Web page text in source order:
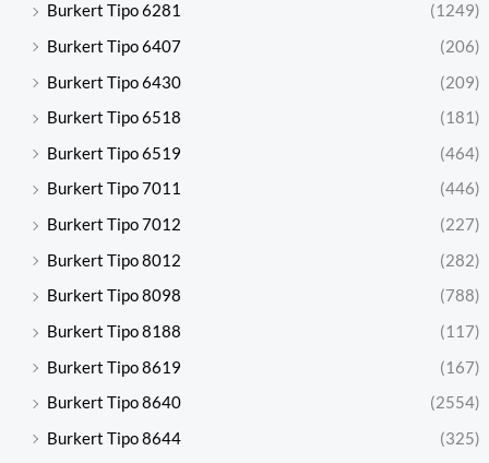
Burkert Tipo 6281
(1249)
Burkert Tipo 6407
(206)
Burkert Tipo 6430
(209)
Burkert Tipo 6518
(181)
Burkert Tipo 6519
(464)
Burkert Tipo 7011
(446)
Burkert Tipo 7012
(227)
Burkert Tipo 8012
(282)
Burkert Tipo 8098
(788)
Burkert Tipo 8188
(117)
Burkert Tipo 8619
(167)
Burkert Tipo 8640
(2554)
Burkert Tipo 8644
(325)